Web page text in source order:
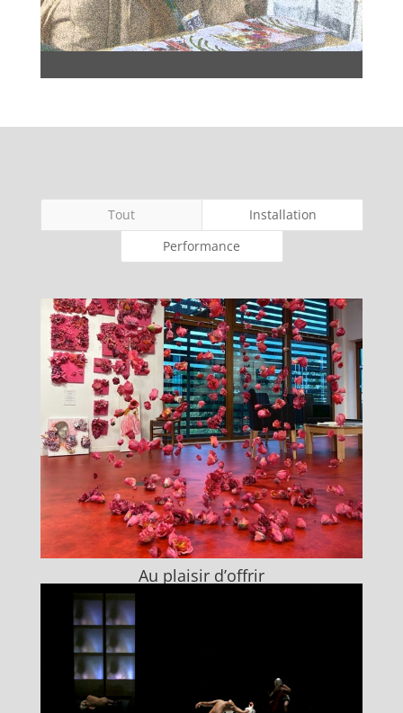
Tout
Installation
Performance
Au plaisir d’offrir